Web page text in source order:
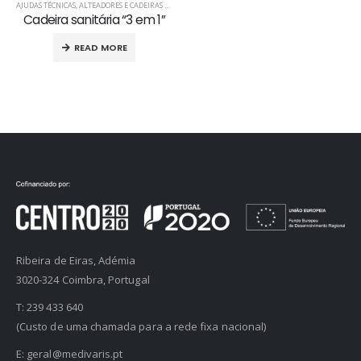
AJUDAS TÉCNICAS,ALTEADORES E CADEIRAS SANITÁRIAS
Cadeira sanitária “3 em 1”
READ MORE
Ribeira de Eiras, Adémia
3020-324 Coimbra, Portugal
T:239 433 640
(Custo de uma chamada para a rede fixa nacional)
E: geral@medivaris.pt